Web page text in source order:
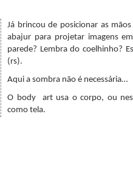
Já brincou de posicionar as
abajur para projetar imagens
parede? Lembra do coelhinho?
(rs).
Aqui a sombra não é necessária…
O body art usa o corpo, ou
como tela.